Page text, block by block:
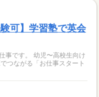
可】学習塾で英会
事です。 幼児〜高校生向け